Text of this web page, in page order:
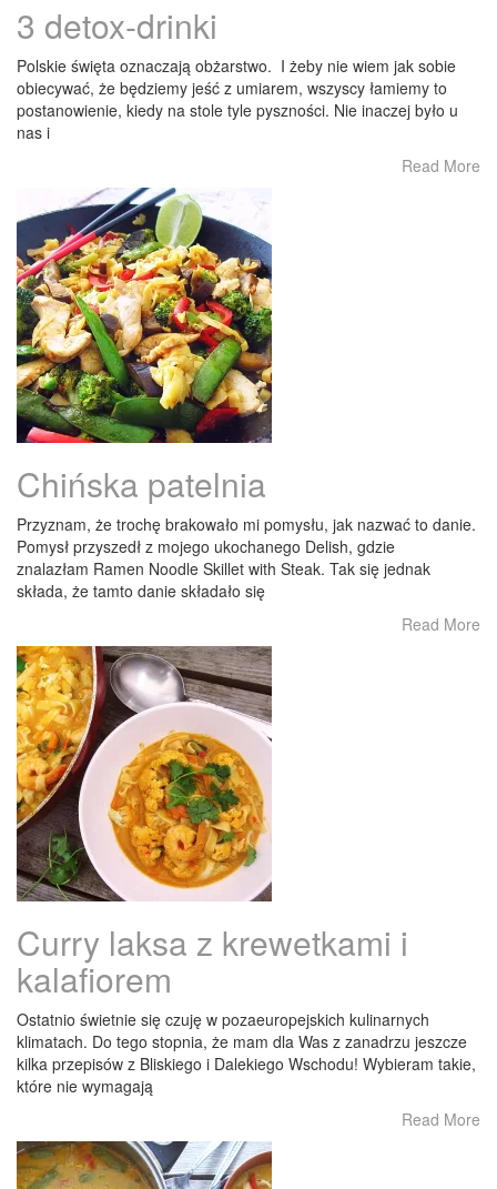
3 detox-drinki
Polskie święta oznaczają obżarstwo. I żeby nie wiem jak sobie
obiecywać, że będziemy jeść z umiarem, wszyscy łamiemy to
postanowienie, kiedy na stole tyle pyszności. Nie inaczej było u
nas i
Read More
Chińska patelnia
Przyznam, że trochę brakowało mi pomysłu, jak nazwać to danie.
Pomysł przyszedł z mojego ukochanego Delish, gdzie
znalazłam Ramen Noodle Skillet with Steak. Tak się jednak
składa, że tamto danie składało się
Read More
Curry laksa z krewetkami i
kalafiorem
Ostatnio świetnie się czuję w pozaeuropejskich kulinarnych
klimatach. Do tego stopnia, że mam dla Was z zanadrzu jeszcze
kilka przepisów z Bliskiego i Dalekiego Wschodu! Wybieram takie,
które nie wymagają
Read More